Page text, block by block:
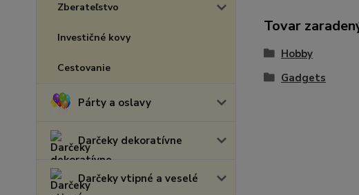
Zberateľstvo
Investičné kovy
Cestovanie
Párty a oslavy
Darčeky dekoratívne
Darčeky vtipné a veselé
Tovar
Hobby
Gadgets